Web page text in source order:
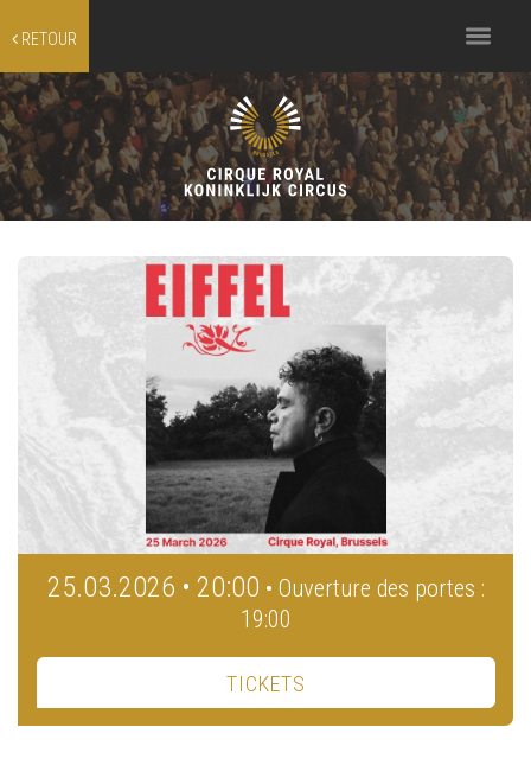
RETOUR
Toggle
navigation
25.03.2026 • 20:00 • Ouverture des portes :
19:00
TICKETS